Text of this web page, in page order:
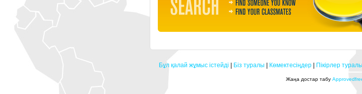
Бұл қалай жұмыс істейді | Біз туралы | Көмектесіңдер| Пікірлер
Жаңа достар табу